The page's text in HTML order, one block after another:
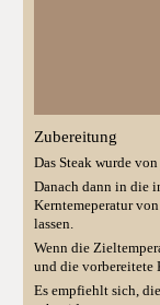
Zubereitung
Das Steak wurde
Danach dann in die
Kerntemeperatur
lassen.
Wenn die
und die vorbereitete
Es empfiehlt sich,